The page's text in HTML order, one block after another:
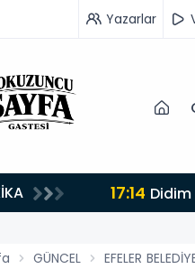
Yazarlar
17:14
GÜNCEL EFELER